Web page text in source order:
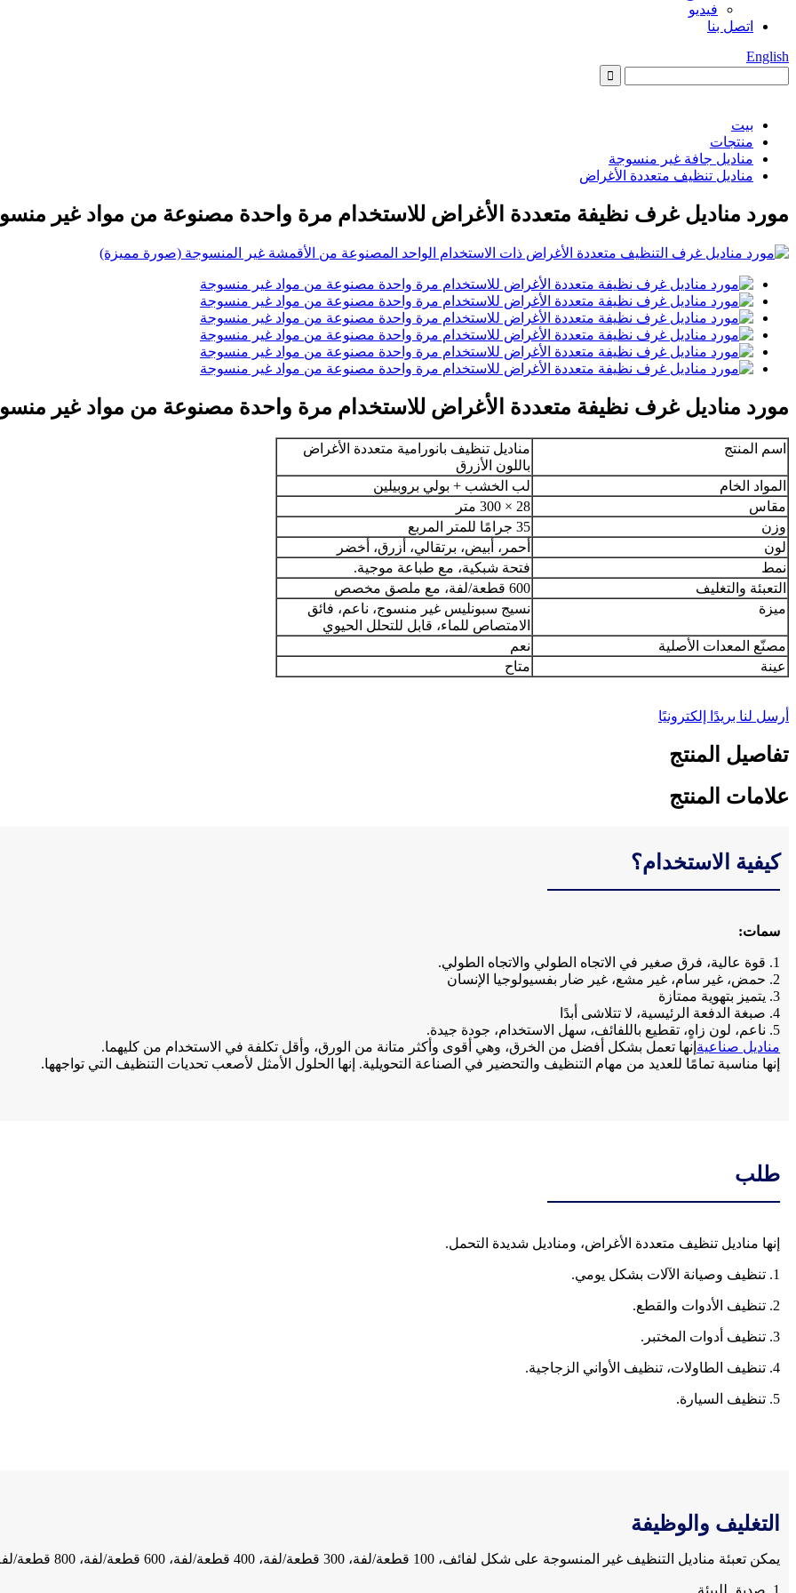
فيديو
اتصل بنا
English
بيت
منتجات
مناديل جافة غير منسوجة
مناديل تنظيف متعددة الأغراض
مورد مناديل غرف نظيفة متعددة الأغراض للاستخدام مرة واحدة مصنوعة من مواد غير
مورد مناديل غرف نظيفة متعددة الأغراض للاستخدام مرة واحدة مصنوعة من مواد غير
اسم المنتج
مناديل تنظيف بانورامية متعددة الأغراض
باللون الأزرق
المواد الخام
لب الخشب + بولي بروبيلين
مقاس
28 × 300 متر
وزن
35 جرامًا للمتر المربع
لون
أحمر، أبيض، برتقالي، أزرق، أخضر
نمط
فتحة شبكية، مع طباعة موجية.
التعبئة والتغليف
600 قطعة/لفة، مع ملصق مخصص
ميزة
نسيج سبونليس غير منسوج، ناعم، فائق
الامتصاص للماء، قابل للتحلل الحيوي
مصنّع المعدات الأصلية
نعم
عينة
متاح
أرسل لنا بريدًا إلكترونيًا
تفاصيل المنتج
علامات المنتج
كيفية الاستخدام؟
سمات:
1. قوة عالية، فرق صغير في الاتجاه الطولي والاتجاه الطولي.
2. حمض، غير سام، غير مشع، غير ضار بفسيولوجيا الإنسان
3. يتميز بتهوية ممتازة
4. صبغة الدفعة الرئيسية، لا تتلاشى أبدًا
5. ناعم، لون زاهٍ، تقطيع باللفائف، سهل الاستخدام، جودة جيدة.
مناديل صناعية إنها تعمل بشكل أفضل من الخرق، وهي أقوى وأكثر متانة من الورق، وأقل تكلفة في الاستخدام من كليهما.
إنها مناسبة تمامًا للعديد من مهام التنظيف والتحضير في الصناعة التحويلية. إنها الحلول الأمثل لأصعب تحديات التنظيف التي تواجهها.
طلب
إنها مناديل تنظيف متعددة الأغراض، ومناديل شديدة التحمل.
1. تنظيف وصيانة الآلات بشكل يومي.
2. تنظيف الأدوات والقطع.
3. تنظيف أدوات المختبر.
4. تنظيف الطاولات، تنظيف الأواني الزجاجية.
5. تنظيف السيارة.
التغليف والوظيفة
يمكن تعبئة مناديل التنظيف غير المنسوجة على شكل لفائف، 100 قطعة/لفة، 300 قطعة/لفة، 400 قطعة/لفة، 600 قطعة/لفة، 800 قطعة/لفة، إلخ.